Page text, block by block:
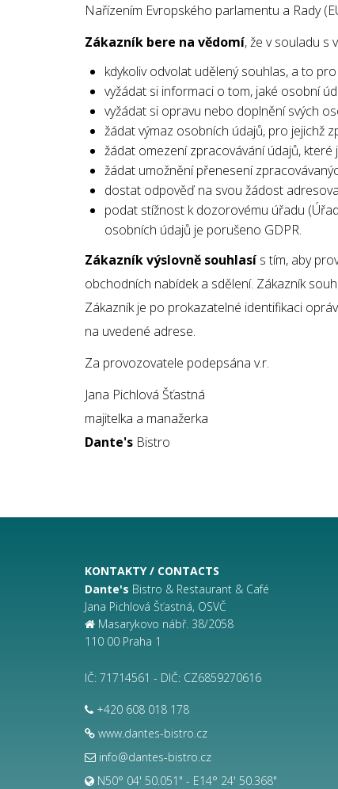
Nařízením Evropského parlamentu a Rady
Zákazník bere na vědomí, že v souladu s
kdykoliv odvolat udělený souhlas, a to
vyžádat si informaci o tom, jaké osobní
vyžádat si opravu nebo doplnění svých
žádat výmaz osobních údajů, pro jejichž
žádat omezení zpracovávání údajů,
žádat umožnění přenesení
dostat odpověď na svou žádost
podat stížnost k dozorovému úřadu
osobních údajů je porušeno GDPR.
Zákazník výslovně souhlasí s tím, aby
obchodních nabídek a sdělení. Zákazník
Zákazník je po prokazatelné identifikaci
na uvedené adrese.
Za provozovatele podepsána v.r.
Jana Pichlová Šťastná
majitelka a manažerka
Dante's Bistro
KONTAKTY / CONTACTS
Dante's Bistro & Restaurant & Café
Jana Pichlová Šťastná, OSVČ
Masarykovo nábř. 38/2058
110 00 Praha 1
IČ: 71714561 - DIČ: CZ6859270616
+420 608 018 178
www.dantes-bistro.cz
info@dantes-bistro.cz
N50° 04' 50.051" - E14° 24' 50.368"